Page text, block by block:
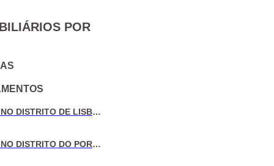
POR
VENDA DE MORADIAS NO DISTRITO DE LISBOA
VENDA DE MORADIAS NO DISTRITO DO PORTO